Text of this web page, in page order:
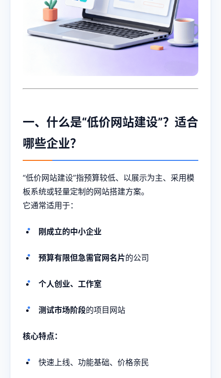
一、什么是“低价网站建设”？适合
哪些企业？
“低价网站建设”指预算较低、以展示为主、采用模
板系统或轻量定制的网站搭建方案。
它通常适用于：
刚成立的中小企业
预算有限但急需官网名片的公司
个人创业、工作室
测试市场阶段的项目网站
核心特点：
快速上线、功能基础、价格亲民